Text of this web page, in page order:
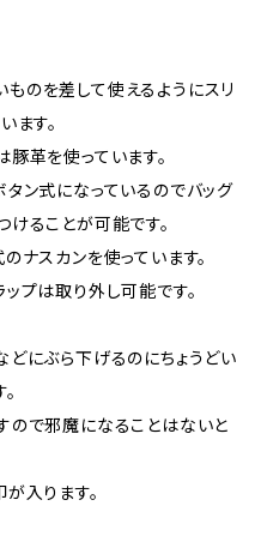
のを差して使えるようにスリ
ます。
革を使っています。
ン式になっているのでバッグ
ることが可能です。
ナスカンを使っています。
プは取り外し可能です。
にぶら下げるのにちょうどい
ので邪魔になることはないと
入ります。